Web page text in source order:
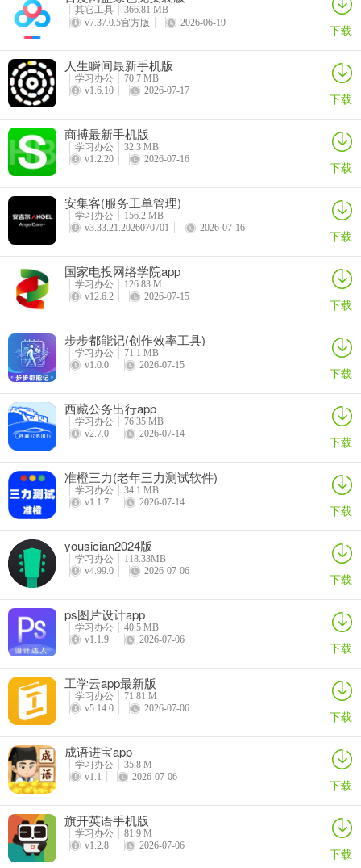
5、学习好单词后还可以立马进行专项练习，检验自己的学习成果
6、在【考单词】模块，你可以通过五大模块来加强记忆
其它工具
366.81 MB
v7.37.0.5官方版
2026-06-19 下载
人生瞬间最新手机版
学习办公
70.7 MB
v1.6.10
2026-07-17 下载
商搏最新手机版
学习办公
32.3 MB
v1.2.20
2026-07-16 下载
安集客(服务工单管理)
学习办公
156.2 MB
v3.33.21.2026070701
2026-07-16 下载
国家电投网络学院app
学习办公
126.83 M
v12.6.2
2026-07-15 下载
步步都能记(创作效率工具)
学习办公
71.1 MB
v1.0.0
2026-07-15 下载
西藏公务出行app
学习办公
76.35 MB
v2.7.0
2026-07-14 下载
准橙三力(老年三力测试软件)
学习办公
34.1 MB
v1.1.7
2026-07-14 下载
yousician2024版
学习办公
118.33MB
v4.99.0
2026-07-06 下载
ps图片设计app
学习办公
40.5 MB
v1.1.9
2026-07-06 下载
工学云app最新版
学习办公
71.81 M
v5.14.0
2026-07-06 下载
成语进宝app
学习办公
35.8 M
v1.1
2026-07-06 下载
旗开英语手机版
学习办公
81.9 M
v1.2.8
2026-07-06 下载